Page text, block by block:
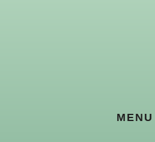
MENU